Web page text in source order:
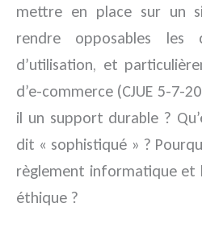
mettre en place sur un
rendre opposables les
d’utilisation, et
d’e-commerce (CJUE 5-7-
il un support durable ?
dit « sophistiqué » ?
règlement informatique et
éthique ?